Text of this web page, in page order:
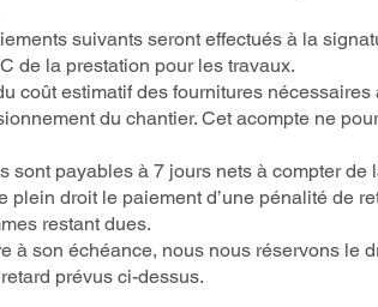
suivants seront effectués à la
de la prestation pour les travaux.
coût estimatif des fournitures
du chantier. Cet acompte ne
sont payables à 7 jours nets à compter de
plein droit le paiement d’une pénalité de
restant dues.
à son échéance, nous nous réservons le
prévus ci-dessus.